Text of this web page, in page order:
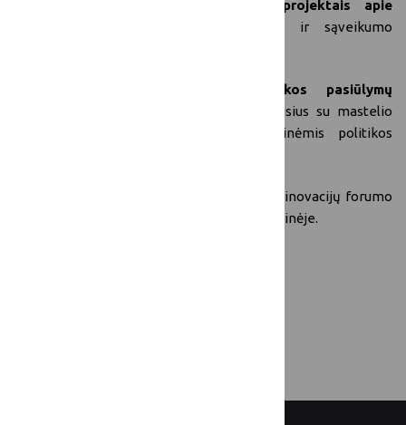
Dalintis patirtimi su giminingais projektais apie
, plėtros kelius ir sąveikumo
valdymo ir politikos pasiūlymų
, įskaitant aspektus, susijusius su mastelio
keitimu, finansavimu ir tarpprojektinėmis politikos
Daugiau informacijos apie 2-ąją ES kaimo inovacijų forumo
FUTURAL svetainėje.